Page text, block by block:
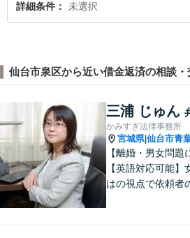
詳細条件 未選択
仙台市泉区から近い借金返済の相談
三浦 じゅん
かみすぎ法律事務所
宮城県|仙台市青
【離婚・男女問題
【英語対応可能】
はの視点で依頼者
男女問題やセクハ